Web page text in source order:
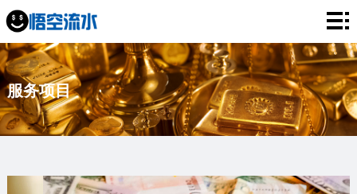
网
站
首
页
银
行
流
工
资
薪
服务项目